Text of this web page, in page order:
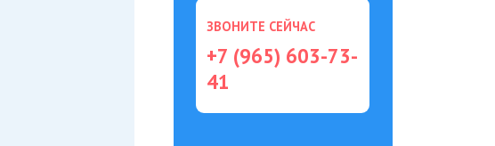
ЗВОНИТЕ СЕЙЧАС
+7 (965) 603-73-
41